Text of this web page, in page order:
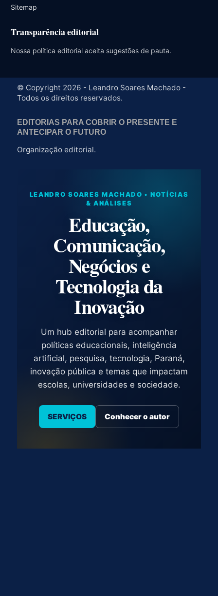
Sitemap
Transparência editorial
Nossa política editorial aceita sugestões de pauta.
© Copyright 2026 - Leandro Soares Machado -
Todos os direitos reservados.
EDITORIAS PARA COBRIR O PRESENTE E
ANTECIPAR O FUTURO
Organização editorial.
LEANDRO SOARES MACHADO • NOTÍCIAS
& ANÁLISES
Educação,
Comunicação,
Negócios e
Tecnologia da
Inovação
Um hub editorial para acompanhar
políticas educacionais, inteligência
artificial, pesquisa, tecnologia, Paraná,
inovação pública e temas que impactam
escolas, universidades e sociedade.
SERVIÇOS Conhecer o autor